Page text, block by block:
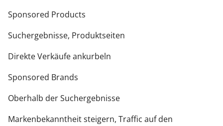
Sponsored Products
Suchergebnisse, Produktseiten
Direkte Verkäufe ankurbeln
Sponsored Brands
Oberhalb der Suchergebnisse
Markenbekanntheit steigern, Traffic auf den